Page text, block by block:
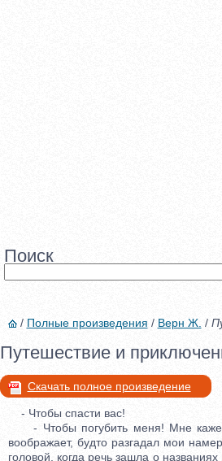
Поиск
/ Полные произведения / Верн Ж. /
Путешествие и
Скачать полное произведение
- Чтобы спасти вас!
- Чтобы погубить меня! Мне
воображает, будто разгадал мои
головой, когда речь зашла о